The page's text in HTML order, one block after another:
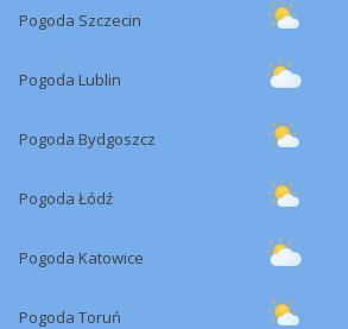
Pogoda Szczecin
Pogoda Lublin
Pogoda Bydgoszcz
Pogoda Łódź
Pogoda Katowice
Pogoda Toruń